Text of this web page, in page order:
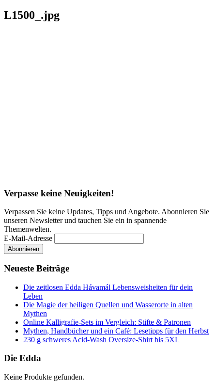
L1500_.jpg
Verpasse keine Neuigkeiten!
Verpassen Sie keine Updates, Tipps und Angebote. Abonnieren Sie
unseren Newsletter und tauchen Sie ein in spannende
Themenwelten.
E-Mail-Adresse
Neueste Beiträge
Die zeitlosen Edda Hávamál Lebensweisheiten für dein
Leben
Die Magie der heiligen Quellen und Wasserorte in alten
Mythen
Online Kalligrafie‑Sets im Vergleich: Stifte & Patronen
Mythen, Handbücher und ein Café: Lesetipps für den Herbst
230 g schweres Acid-Wash Oversize-Shirt bis 5XL
Die Edda
Keine Produkte gefunden.